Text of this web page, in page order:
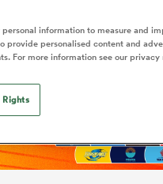
Blue Bulls vs Griffons
information to measure and
provide personalised content and
For more information see our privacy